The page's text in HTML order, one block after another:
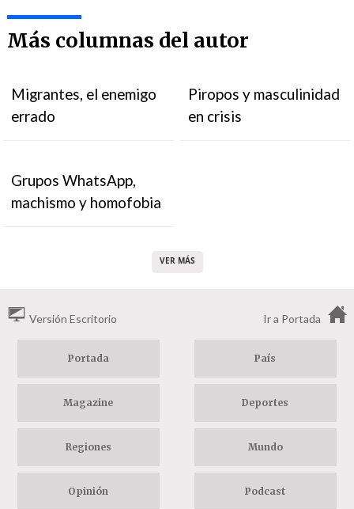
Más columnas del autor
Migrantes, el enemigo
errado
Piropos y masculinidad
en crisis
Grupos WhatsApp,
machismo y homofobia
VER MÁS
Versión Escritorio Ir a Portada
Portada País
Magazine Deportes
Regiones Mundo
Opinión Podcast